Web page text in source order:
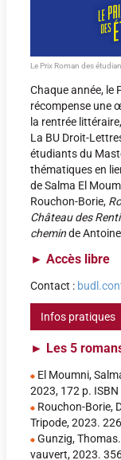
Le Prix Roman des
Chaque année, le
récompense une
la rentrée
La BU Droit-
étudiants du
thématiques en
de Salma El
Rouchon-Borie,
Château des
cheminde
► Accès libre
Contact :
Infos pratiques
► Les 5
El Moumni,
2023, 172 p.
Rouchon-Borie,
Tripode, 2023.
Gunzig, Thomas.
vauvert, 2023.